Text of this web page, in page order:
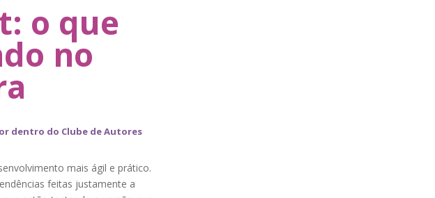
o que
no
dentro do Clube de Autores
mais ágil e prático.
feitas justamente a